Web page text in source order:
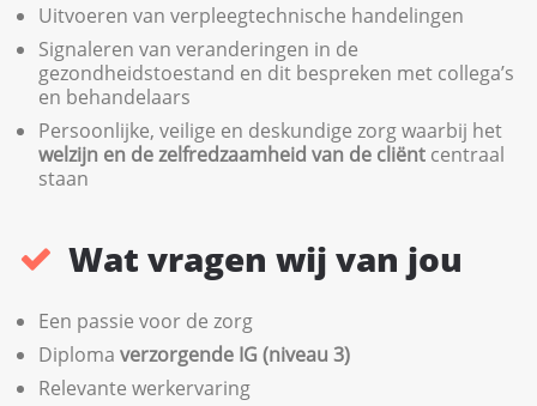
Uitvoeren van verpleegtechnische handelingen
Signaleren van veranderingen in de
gezondheidstoestand en dit bespreken met collega’s
en behandelaars
Persoonlijke, veilige en deskundige zorg waarbij het
welzijn en de zelfredzaamheid van de cliënt centraal
staan
Wat vragen wij van jou
Een passie voor de zorg
Diploma verzorgende IG (niveau 3)
Relevante werkervaring